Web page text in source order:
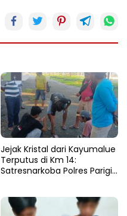
Jejak Kristal dari Kayumalue
Terputus di Km 14:
Satresnarkoba Polres Parigi